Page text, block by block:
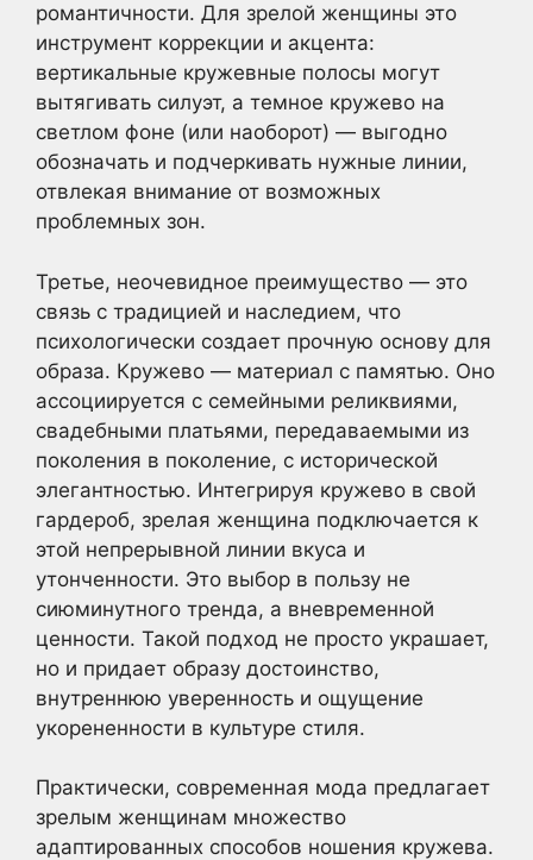
романтичности. Для зрелой женщины это
инструмент коррекции и акцента:
вертикальные кружевные полосы могут
вытягивать силуэт, а темное кружево на
светлом фоне (или наоборот) — выгодно
обозначать и подчеркивать нужные линии,
отвлекая внимание от возможных
проблемных зон.
Третье, неочевидное преимущество — это
связь с традицией и наследием, что
психологически создает прочную основу для
образа. Кружево — материал с памятью. Оно
ассоциируется с семейными реликвиями,
свадебными платьями, передаваемыми из
поколения в поколение, с исторической
элегантностью. Интегрируя кружево в свой
гардероб, зрелая женщина подключается к
этой непрерывной линии вкуса и
утонченности. Это выбор в пользу не
сиюминутного тренда, а вневременной
ценности. Такой подход не просто украшает,
но и придает образу достоинство,
внутреннюю уверенность и ощущение
укорененности в культуре стиля.
Практически, современная мода предлагает
зрелым женщинам множество
адаптированных способов ношения кружева.